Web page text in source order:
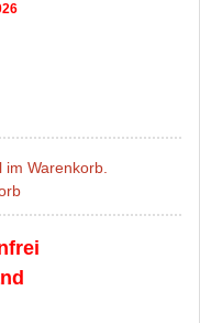
Warenkorb.